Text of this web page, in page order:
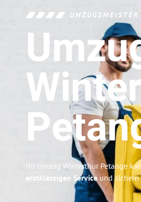
UMZUGSMEISTER
Ihr Umzug Winterthur Petange
erstklassigen Serviceund sichern